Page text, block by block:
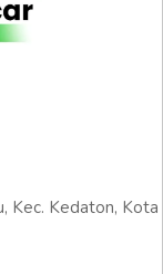
Kec. Kedaton, Kota